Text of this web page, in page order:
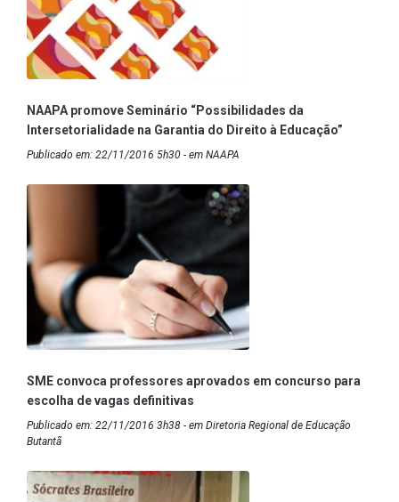
NAAPA promove Seminário “Possibilidades da
Intersetorialidade na Garantia do Direito à Educação”
Publicado em: 22/11/2016 5h30 - em NAAPA
SME convoca professores aprovados em concurso para
escolha de vagas definitivas
Publicado em: 22/11/2016 3h38 - em Diretoria Regional de Educação
Butantã